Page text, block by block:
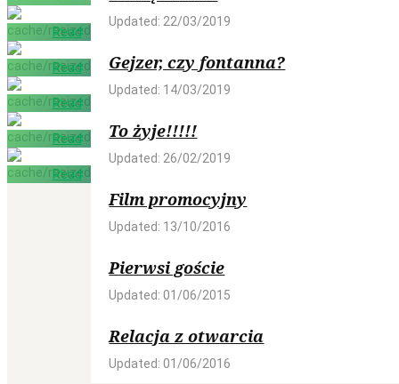
Updated: 22/03/2019
Read
Gejzer, czy fontanna?
Updated: 14/03/2019
Read
To żyje!!!!!
Updated: 26/02/2019
Read
Film promocyjny
Updated: 13/10/2016
Read
Pierwsi goście
Updated: 01/06/2015
Read
Relacja z otwarcia
Updated: 01/06/2016